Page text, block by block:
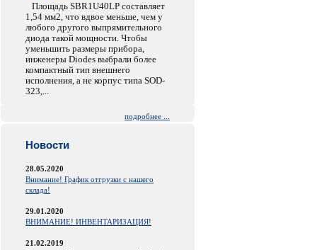
Площадь SBR1U40LP составляет
1,54 мм2, что вдвое меньше, чем у
любого другого выпрямительного
диода такой мощности. Чтобы
уменьшить размеры прибора,
инженеры Diodes выбрали более
компактный тип внешнего
исполнения, а не корпус типа SOD-
323,...
подробнее ...
Новости
28.05.2020
Внимание! График отгрузки с нашего
склада!
29.01.2020
ВНИМАНИЕ! ИНВЕНТАРИЗАЦИЯ!
21.02.2019